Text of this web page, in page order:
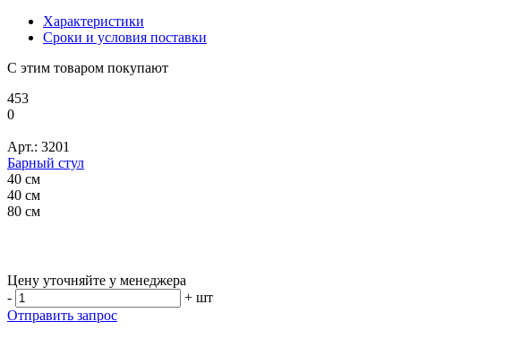
Характеристики
Сроки и условия поставки
С этим товаром покупают
453
0
Арт.: 3201
Барный стул
40 см
40 см
80 см
Цену уточняйте у менеджера
-
+ шт
Отправить запрос